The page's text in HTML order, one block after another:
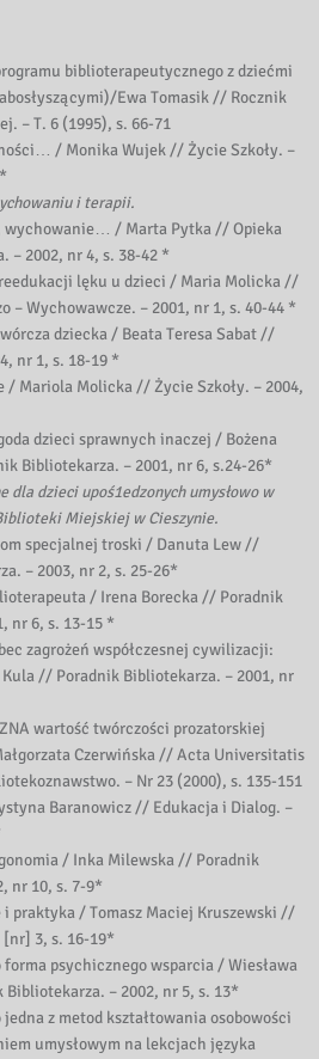
biblioterapeutycznego z dziećmi
Ewa Tomasik // Rocznik
– T. 6 (1995), s. 66-71
/ Monika Wujek // Życie Szkoły. –
i terapii.
wychowanie… / Marta Pytka // Opieka
– 2002, nr 4, s. 38-42 *
lęku u dzieci / Maria Molicka //
– Wychowawcze. – 2001, nr 1, s. 40-44 *
dziecka / Beata Teresa Sabat //
nr 1, s. 18-19 *
/ Mariola Molicka // Życie Szkoły. – 2004,
dzieci sprawnych inaczej / Bożena
Bibliotekarza. – 2001, nr 6, s.24-26*
dla dzieci upoś1edzonych umysłowo w
Miejskiej w Cieszynie.
specjalnej troski / Danuta Lew //
– 2003, nr 2, s. 25-26*
/ Irena Borecka // Poradnik
nr 6, s. 13-15 *
zagrożeń współczesnej cywilizacji:
// Poradnik Bibliotekarza. – 2001, nr
wartość twórczości prozatorskiej
Czerwińska // Acta Universitatis
– Nr 23 (2000), s. 135-151
Baranowicz // Edukacja i Dialog. –
/ Inka Milewska // Poradnik
nr 10, s. 7-9*
i praktyka / Tomasz Maciej Kruszewski //
3, s. 16-19*
forma psychicznego wsparcia / Wiesława
– 2002, nr 5, s. 13*
jedna z metod kształtowania osobowości
umysłowym na lekcjach języka